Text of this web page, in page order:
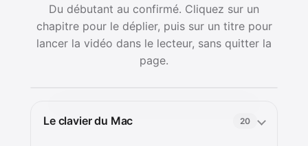
Du débutant au confirmé. Cliquez sur un
chapitre pour le déplier, puis sur un titre pour
lancer la vidéo dans le lecteur, sans quitter la
page.
Le clavier du Mac 20